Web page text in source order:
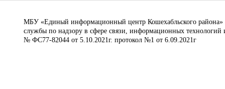
МБУ «Единый информационный центр Кошехабльского района»
службы по надзору в сфере связи, информационных
№ ФС77-82044 от 5.10.2021г. протокол №1 от 6.09.2021г